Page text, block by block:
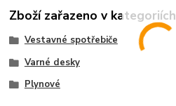
Zboží zařazeno v kategoriích
Vestavné spotřebiče
Varné desky
Plynové